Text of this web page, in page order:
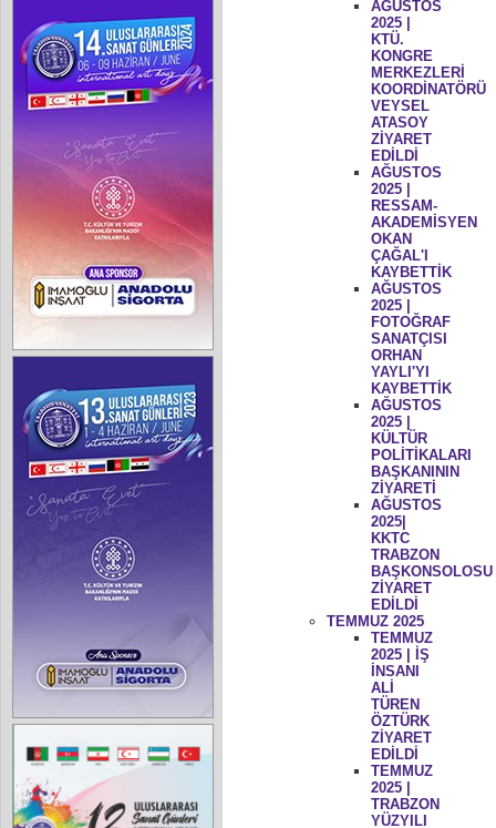
AĞUSTOS
2025 |
KTÜ.
KONGRE
MERKEZLERİ
KOORDİNATÖRÜ
VEYSEL
ATASOY
ZİYARET
EDİLDİ
AĞUSTOS
2025 |
RESSAM-
AKADEMİSYEN
OKAN
ÇAĞAL'I
KAYBETTİK
AĞUSTOS
2025 |
FOTOĞRAF
SANATÇISI
ORHAN
YAYLI'YI
KAYBETTİK
AĞUSTOS
2025 |
KÜLTÜR
POLİTİKALARI
BAŞKANININ
ZİYARETİ
AĞUSTOS
2025|
KKTC
TRABZON
BAŞKONSOLOSU
ZİYARET
EDİLDİ
TEMMUZ 2025
TEMMUZ
2025 | İŞ
İNSANI
ALİ
TÜREN
ÖZTÜRK
ZİYARET
EDİLDİ
TEMMUZ
2025 |
TRABZON
YÜZYILI